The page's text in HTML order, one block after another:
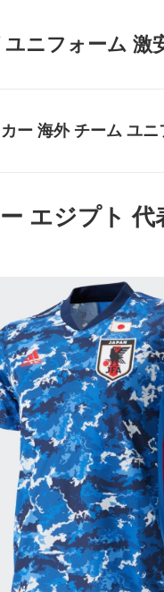
ニフォーム 激
ー 海外 チーム ユニ
エジプト 代